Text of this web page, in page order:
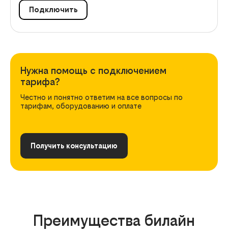
Подключить
Нужна помощь с подключением
тарифа?
Честно и понятно ответим на все вопросы по
тарифам, оборудованию и оплате
Получить консультацию
Преимущества билайн